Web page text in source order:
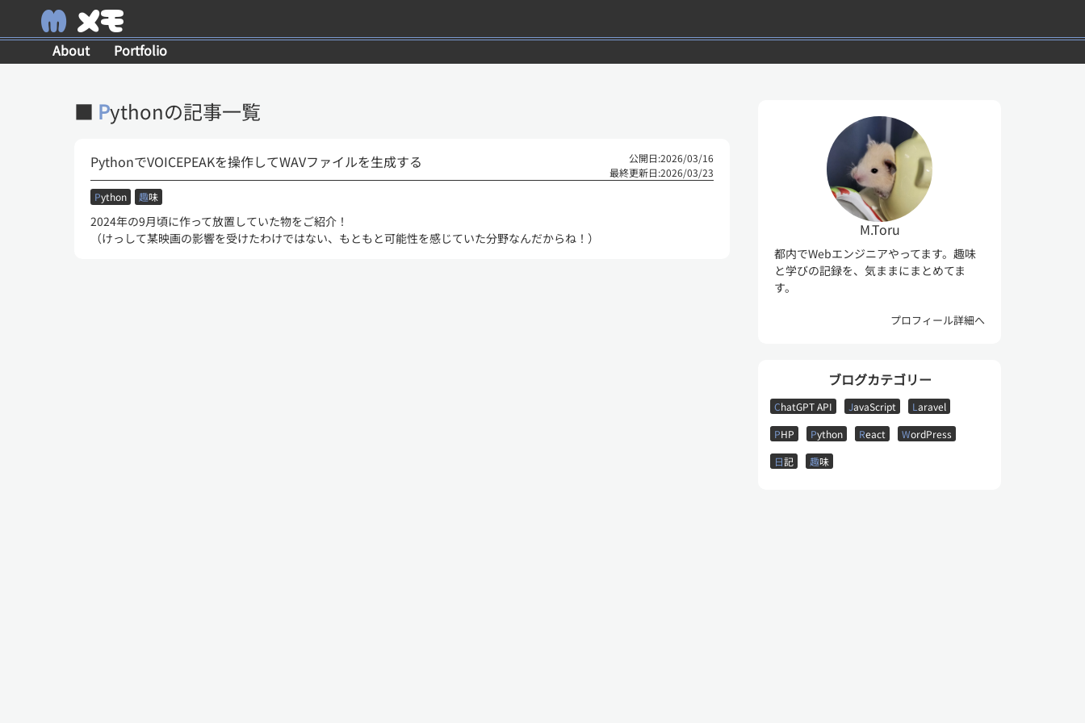
M メモ
About Portfolio
■ Pythonの記事一覧
PythonでVOICEPEAKを操作してWAVファイルを生成する 公開日:2026/03/16
最終更新日:2026/03/23
Python 趣味
2024年の9月頃に作って放置していた物をご紹介！
（けっして某映画の影響を受けたわけではない、もともと可能性を感じていた分野なんだからね！）
M.Toru
都内でWebエンジニアやってます。趣味
と学びの記録を、気ままにまとめてま
す。
プロフィール詳細へ
ブログカテゴリー
ChatGPT API JavaScript Laravel
PHP Python React WordPress
日記 趣味